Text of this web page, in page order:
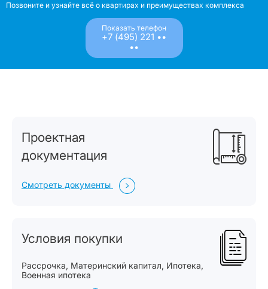
Позвоните и узнайте всё о квартирах и преимуществах комплекса
Показать телефон
+7 (495) 221 ••
••
Проектная
документация
Смотреть документы
Условия покупки
Рассрочка, Материнский капитал, Ипотека,
Военная ипотека